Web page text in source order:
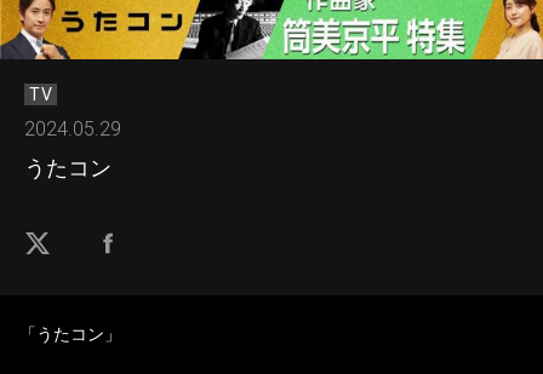
TV
2024.05.29
うたコン
「うたコン」